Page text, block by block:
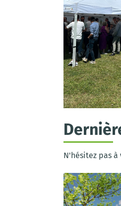
N'hésitez pas